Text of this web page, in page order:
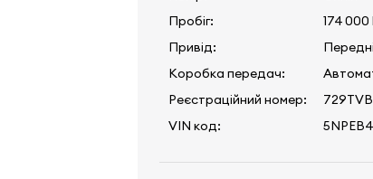
Пробіг:
174 000
Привід:
Коробка передач:
Реєстраційний номер:
729TVB
VIN код: